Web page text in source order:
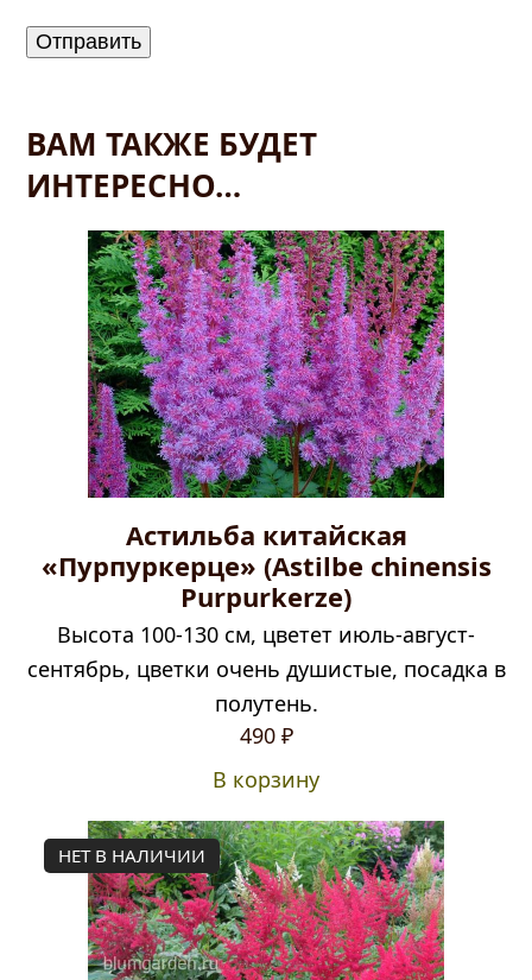
ВАМ ТАКЖЕ БУДЕТ
ИНТЕРЕСНО…
Астильба китайская
«Пурпуркерце» (Astilbe chinensis
Purpurkerze)
Высота 100-130 см, цветет июль-август-
сентябрь, цветки очень душистые, посадка в
полутень.
490 ₽
В корзину
НЕТ В НАЛИЧИИ